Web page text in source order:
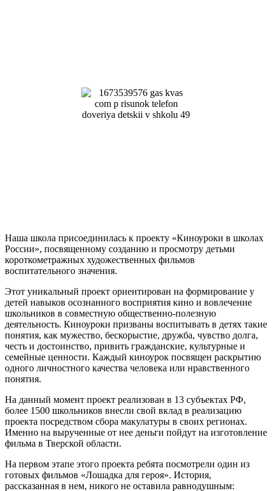
Наша школа присоединилась к проекту «Киноуроки в школах
России», посвященному созданию и просмотру детьми
короткометражных художественных фильмов
воспитательного значения.
Этот уникальный проект ориентирован на формирование у
детей навыков осознанного восприятия кино и вовлечение
школьников в совместную общественно-полезную
деятельность. Киноуроки призваны воспитывать в детях такие
понятия, как мужество, бескорыстие, дружба, чувство долга,
честь и достоинство, привить гражданские, культурные и
семейные ценности. Каждый киноурок посвящен раскрытию
одного личностного качества человека или нравственного
понятия.
На данный момент проект реализован в 13 субъектах РФ,
более 1500 школьников внесли свой вклад в реализацию
проекта посредством сбора макулатуры в своих регионах.
Именно на вырученные от нее деньги пойдут на изготовление
фильма в Тверской области.
На первом этапе этого проекта ребята посмотрели один из
готовых фильмов «Лошадка для героя». История,
рассказанная в нем, никого не оставила равнодушным: